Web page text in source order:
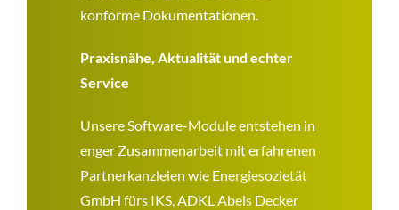
konforme Dokumentationen.
Praxisnähe, Aktualität und echter
Service
Unsere Software-Module entstehen in
enger Zusammenarbeit mit erfahrenen
Partnerkanzleien wie Energiesozietät
GmbH fürs IKS, ADKL Abels Decker